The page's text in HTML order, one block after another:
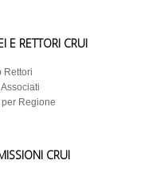
E RETTORI CRUI
Rettori
Regione
CRUI